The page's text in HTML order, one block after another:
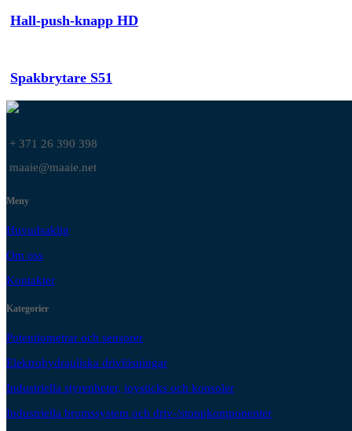
Hall-push-knapp HD
Spakbrytare S51
+ 371 26 390 398
maaie@maaie.net
Meny
Huvudsaklig
Om oss
Kontakter
Kategorier
Potentiometrar och sensorer
Elektrohydrauliska drivlösningar
Industriella styrenheter, joysticks och konsoler
Industriella bromssystem och driv-/stoppkomponenter